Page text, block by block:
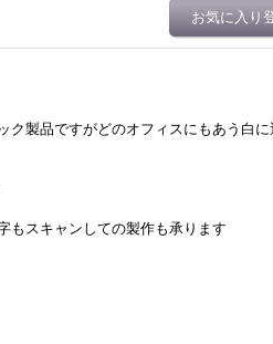
お気に入り
製品ですがどのオフィスにもあう白
もスキャンしての製作も承ります